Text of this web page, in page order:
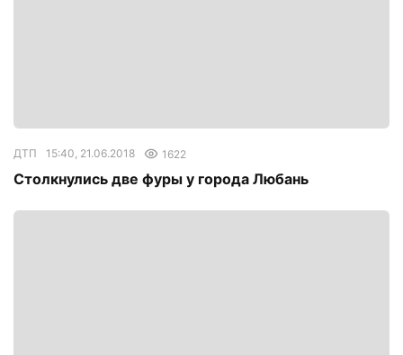
ДТП 15:40, 21.06.2018 1622
Столкнулись две фуры у города Любань